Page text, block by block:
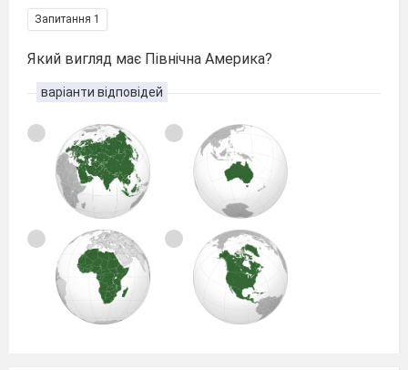
Запитання 1
Який вигляд має Північна Америка?
варіанти відповідей